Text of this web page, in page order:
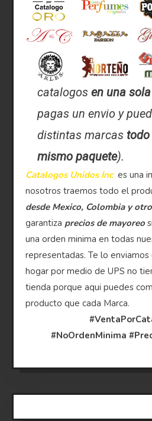
catalogosen una
pagas un envio y
distintas marcas todo
mismo paquete).
Catalogos Unidos Inc es una
nosotros traemos todo el
desde Mexico, Colombia y
garantiza precios de mayoreo
una orden minima en todas
representadas. Te lo
hogar por medio de UPS no
tienda porque aqui puedes
producto que cada Marca.
#NoOrdenMinima